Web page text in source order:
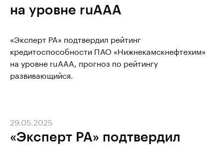
на уровне ruAАА
«Эксперт РА» подтвердил рейтинг
кредитоспособности ПАО «Нижнекамскнефтехим»
на уровне ruAАА, прогноз по рейтингу
развивающийся.
«Эксперт РА» подтвердил
29.05.2025